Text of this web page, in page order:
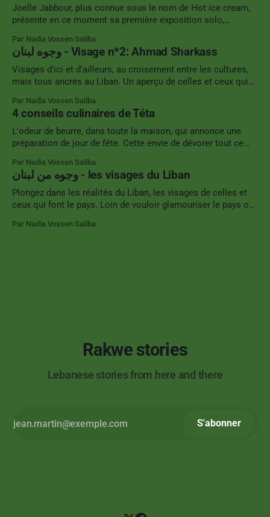
années
Joelle Jabbour, plus connue sous le nom de Hot ice cream,
présente en ce moment sa première exposition solo,
illustratrice, dont vous pouvez reconnaître la patte par la
présence de félins et une palette de couleurs vives, se fait
une
Par Nadia Vossen Saliba
وجوه لبنان - Visage n*2: Ahmad Sharkass
Visages d'ici et d'ailleurs, au croisement entre les cultures,
mais tous ancrés au Liban. Un aperçu de celles et ceux qui
marches, au cœur du vieux souk de Tripoli la savonnerie
Sharkass. Existant depuis
Par Nadia Vossen Saliba
4 conseils culinaires de Téta
L'odeur de beurre, dans toute la maison, qui annonce une
préparation de jour de fête. Cette envie de dévorer tout ce
trop nombreuses. Ces souvenirs d'enfance qui nous ramène
en un croc dans un espace temps différent
Par Nadia Vossen Saliba
وجوه من لبنان - les visages du Liban
Plongez dans les réalités du Liban, les visages de celles et
ceux qui font le pays. Loin de vouloir glamouriser le pays ou,
la violence, cette série de photos se veut une illustration de
Par Nadia Vossen Saliba
Rakwe stories
Lebanese stories from here and there
S'abonner